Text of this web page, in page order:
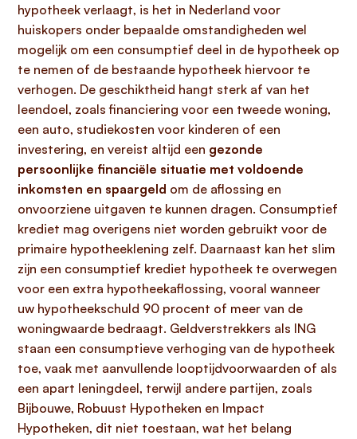
hypotheek verlaagt, is het in Nederland voor
huiskopers onder bepaalde omstandigheden wel
mogelijk om een consumptief deel in de hypotheek op
te nemen of de bestaande hypotheek hiervoor te
verhogen. De geschiktheid hangt sterk af van het
leendoel, zoals financiering voor een tweede woning,
een auto, studiekosten voor kinderen of een
investering, en vereist altijd een gezonde
persoonlijke financiële situatie met voldoende
inkomsten en spaargeld om de aflossing en
onvoorziene uitgaven te kunnen dragen. Consumptief
krediet mag overigens niet worden gebruikt voor de
primaire hypotheeklening zelf. Daarnaast kan het slim
zijn een consumptief krediet hypotheek te overwegen
voor een extra hypotheekaflossing, vooral wanneer
uw hypotheekschuld 90 procent of meer van de
woningwaarde bedraagt. Geldverstrekkers als ING
staan een consumptieve verhoging van de hypotheek
toe, vaak met aanvullende looptijdvoorwaarden of als
een apart leningdeel, terwijl andere partijen, zoals
Bijbouwe, Robuust Hypotheken en Impact
Hypotheken, dit niet toestaan, wat het belang